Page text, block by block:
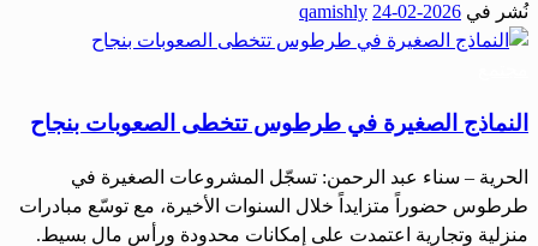
Share
نُشر في 2026-02-24
qamishly
النماذج الصغيرة في طرطوس تتخطى الصعوبات بنجاح
الحرية – سناء عبد الرحمن: تسجّل المشروعات الصغيرة في
طرطوس حضوراً متزايداً خلال السنوات الأخيرة، مع توسّع مبادرات
منزلية وتجارية اعتمدت على إمكانات محدودة ورأس مال بسيط.